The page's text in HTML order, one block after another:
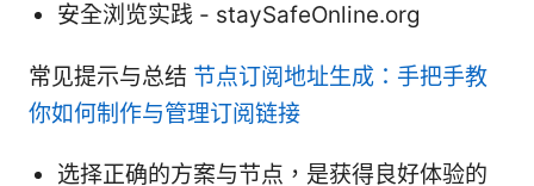
安全浏览实践 - staySafeOnline.org
常见提示与总结 节点订阅地址生成：手把手教
你如何制作与管理订阅链接
选择正确的方案与节点，是获得良好体验的